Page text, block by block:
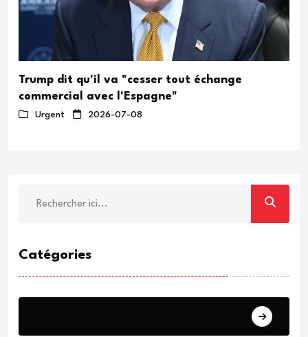
Trump dit qu'il va "cesser tout échange
commercial avec l'Espagne"
Urgent 2026-07-08
Catégories